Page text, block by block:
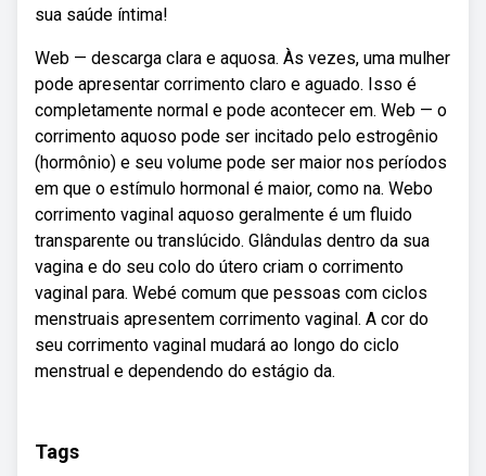
sua saúde íntima!
Web — descarga clara e aquosa. Às vezes, uma mulher
pode apresentar corrimento claro e aguado. Isso é
completamente normal e pode acontecer em. Web — o
corrimento aquoso pode ser incitado pelo estrogênio
(hormônio) e seu volume pode ser maior nos períodos
em que o estímulo hormonal é maior, como na. Webo
corrimento vaginal aquoso geralmente é um fluido
transparente ou translúcido. Glândulas dentro da sua
vagina e do seu colo do útero criam o corrimento
vaginal para. Webé comum que pessoas com ciclos
menstruais apresentem corrimento vaginal. A cor do
seu corrimento vaginal mudará ao longo do ciclo
menstrual e dependendo do estágio da.
Tags